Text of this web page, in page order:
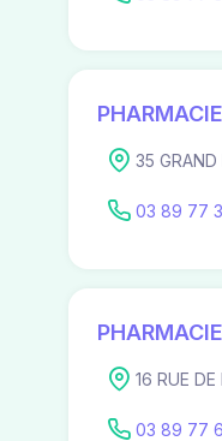
35
03 89 77
16 RUE
03 89 77